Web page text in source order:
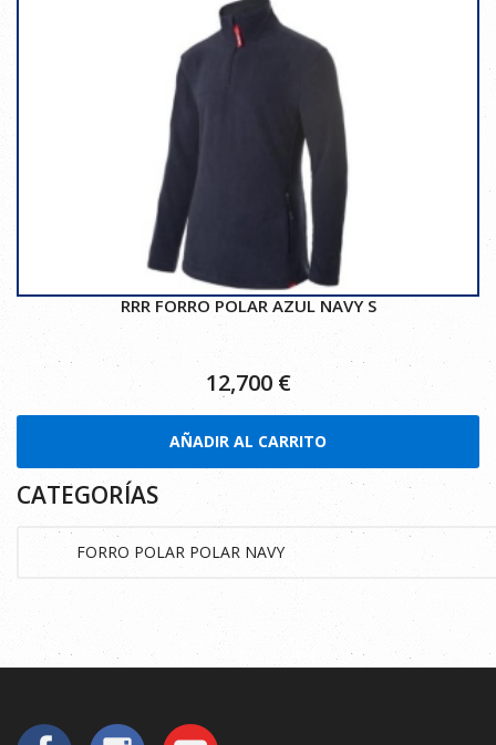
RRR FORRO POLAR AZUL NAVY S
12,700 €
AÑADIR AL CARRITO
CATEGORÍAS